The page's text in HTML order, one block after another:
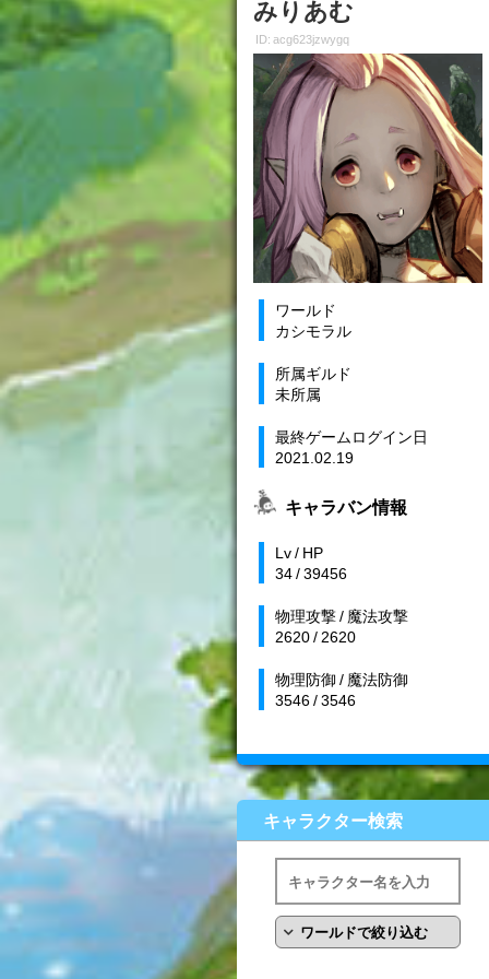
みりあむ
ID: acg623jzwygq
ワールド
カシモラル
所属ギルド
未所属
最終ゲームログイン日
2021.02.19
キャラバン情報
Lv / HP
34 / 39456
物理攻撃 / 魔法攻撃
2620 / 2620
物理防御 / 魔法防御
3546 / 3546
キャラクター検索